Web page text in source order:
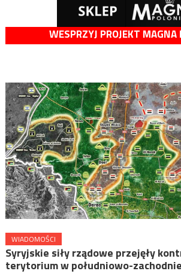
WESPRZYJ PROJEKT MAGNA
WIADOMOŚCI
Syryjskie siły rządowe przejęły
terytorium w południowo-